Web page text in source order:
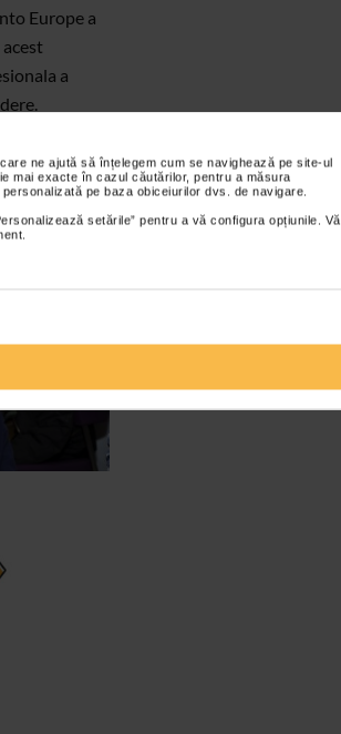
ne ajută să înțelegem cum se navighează pe site-ul
mai exacte în cazul căutărilor, pentru a măsura
pe baza obiceiurilor dvs. de navigare.
setările” pentru a vă configura opțiunile. Vă
Europe a
a